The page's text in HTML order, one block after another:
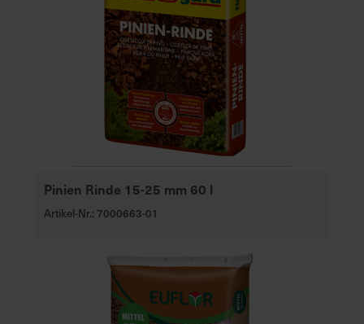
Pinien Rinde 15-25 mm 60 l
Artikel-Nr.: 7000663-01